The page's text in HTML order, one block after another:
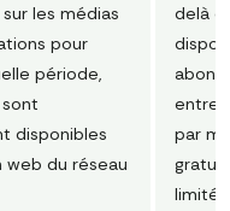
les médias
pour
période,
disponibles
web du réseau
delà
par